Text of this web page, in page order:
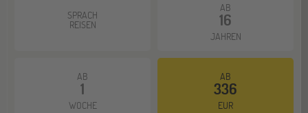
SPRACH
REISEN
AB
16
JAHREN
AB
1
WOCHE
AB
336
EUR